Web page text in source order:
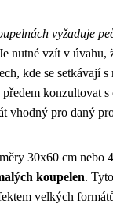
vyžaduje
nutné vzít v úvahu,
kde se setkávají
konzultovat
vhodný pro daný
30x60 cm nebo
koupelen.
velkých